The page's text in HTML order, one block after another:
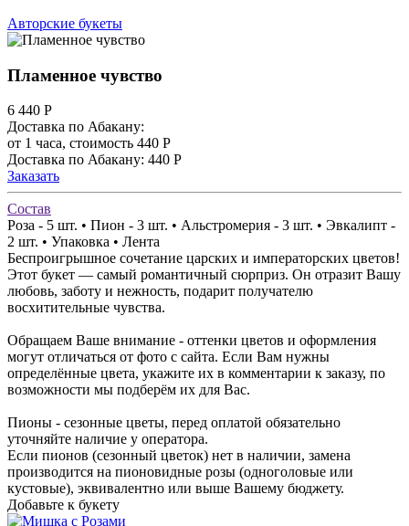
Авторские букеты
Пламенное чувство
6 440 Р
Доставка по Абакану:
от 1 часа, стоимость 440 Р
Доставка по Абакану: 440 Р
Заказать
Состав
Роза - 5 шт. • Пион - 3 шт. • Альстромерия - 3 шт. • Эвкалипт -
2 шт. • Упаковка • Лента
Беспроигрышное сочетание царских и императорских цветов!
Этот букет — самый романтичный сюрприз. Он отразит Вашу
любовь, заботу и нежность, подарит получателю
восхитительные чувства.
Обращаем Ваше внимание - оттенки цветов и оформления
могут отличаться от фото с сайта. Если Вам нужны
определённые цвета, укажите их в комментарии к заказу, по
возможности мы подберём их для Вас.
Пионы - сезонные цветы, перед оплатой обязательно
уточняйте наличие у оператора.
Если пионов (сезонный цветок) нет в наличии, замена
производится на пионовидные розы (одноголовые или
кустовые), эквивалентно или выше Вашему бюджету.
Добавьте к букету